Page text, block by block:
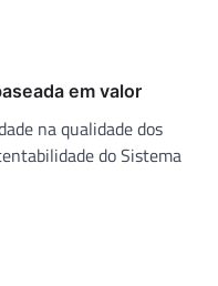
em valor
na qualidade dos
do Sistema